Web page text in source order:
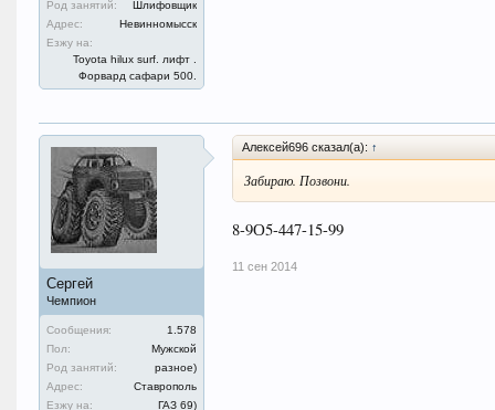
Род занятий:
Шлифовщик
Адрес:
Невинномысск
Езжу на:
Toyota hilux surf. лифт .
Форвард сафари 500.
Сергей
Чемпион
Сообщения:
1.578
Пол:
Мужской
Род занятий:
разное)
Адрес:
Ставрополь
Езжу на:
ГАЗ 69)
Алексей696 сказал(а): ↑
Забираю. Позвони.
8-9О5-447-15-99
11 сен 2014